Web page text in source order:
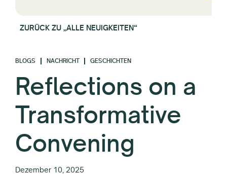
ZURÜCK ZU „ALLE NEUIGKEITEN“
BLOGS NACHRICHT GESCHICHTEN
Reflections on a
Transformative
Convening
Dezember 10, 2025